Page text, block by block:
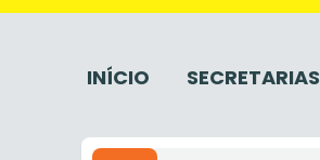
INÍCIO SECRETARIAS